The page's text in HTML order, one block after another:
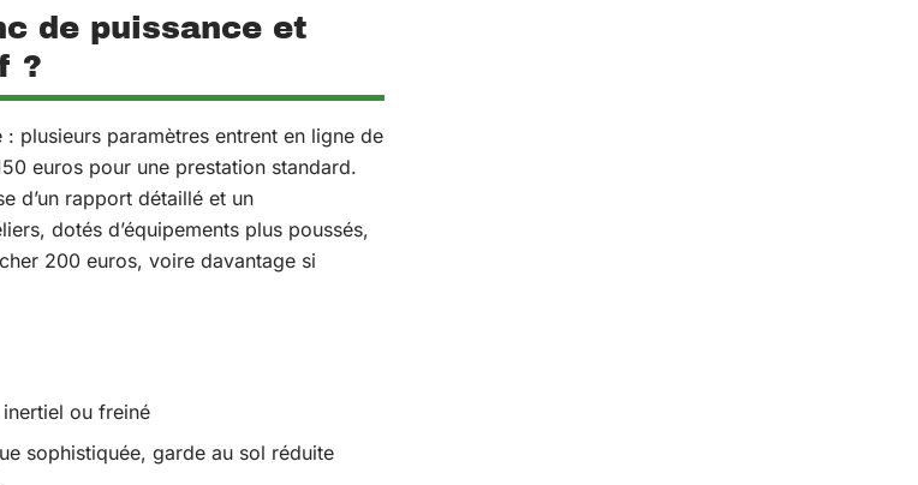
de puissance et
?
plusieurs paramètres entrent en ligne de
euros pour une prestation standard.
d’un rapport détaillé et un
dotés d’équipements plus poussés,
200 euros, voire davantage si
ou freiné
sophistiquée, garde au sol réduite